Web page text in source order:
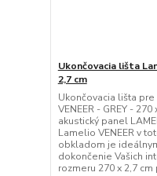
Ukončovacia lišta
2,7 cm
Ukončovacia lišta
VENEER - GREY -
akustický panel
Lamelio VENEER v
obkladom je
dokončenie Vašich
rozmeru 270 x 2,7 cm